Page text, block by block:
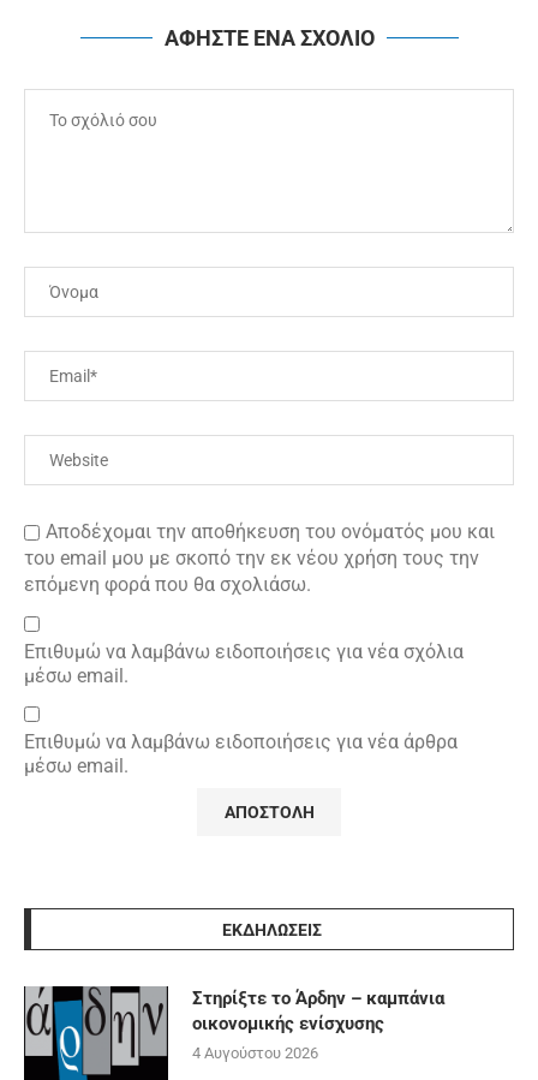
ΑΦΗΣΤΕ ΕΝΑ ΣΧΟΛΙΟ
Αποδέχομαι την αποθήκευση του ονόματός μου και
του email μου με σκοπό την εκ νέου χρήση τους την
επόμενη φορά που θα σχολιάσω.
Επιθυμώ να λαμβάνω ειδοποιήσεις για νέα σχόλια
μέσω email.
Επιθυμώ να λαμβάνω ειδοποιήσεις για νέα άρθρα
μέσω email.
ΕΚΔΗΛΩΣΕΙΣ
Στηρίξτε το Άρδην – καμπάνια
οικονομικής ενίσχυσης
4 Αυγούστου 2026